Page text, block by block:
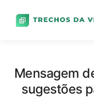
Mensagem
sugestões